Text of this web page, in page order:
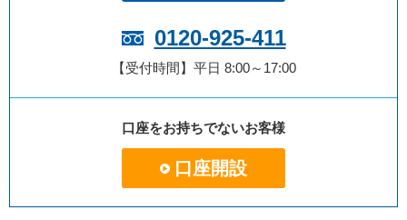
0120-925-411
【受付時間】平日 8:00～17:00
口座をお持ちでないお客様
口座開設